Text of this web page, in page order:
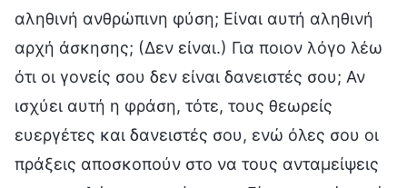
αληθινή ανθρώπινη φύση; Είναι αυτή αληθινή
αρχή άσκησης; (Δεν είναι.) Για ποιον λόγο λέω
ότι οι γονείς σου δεν είναι δανειστές σου; Αν
ισχύει αυτή η φράση, τότε, τους θεωρείς
ευεργέτες και δανειστές σου, ενώ όλες σου οι
πράξεις αποσκοπούν στο να τους ανταμείψεις